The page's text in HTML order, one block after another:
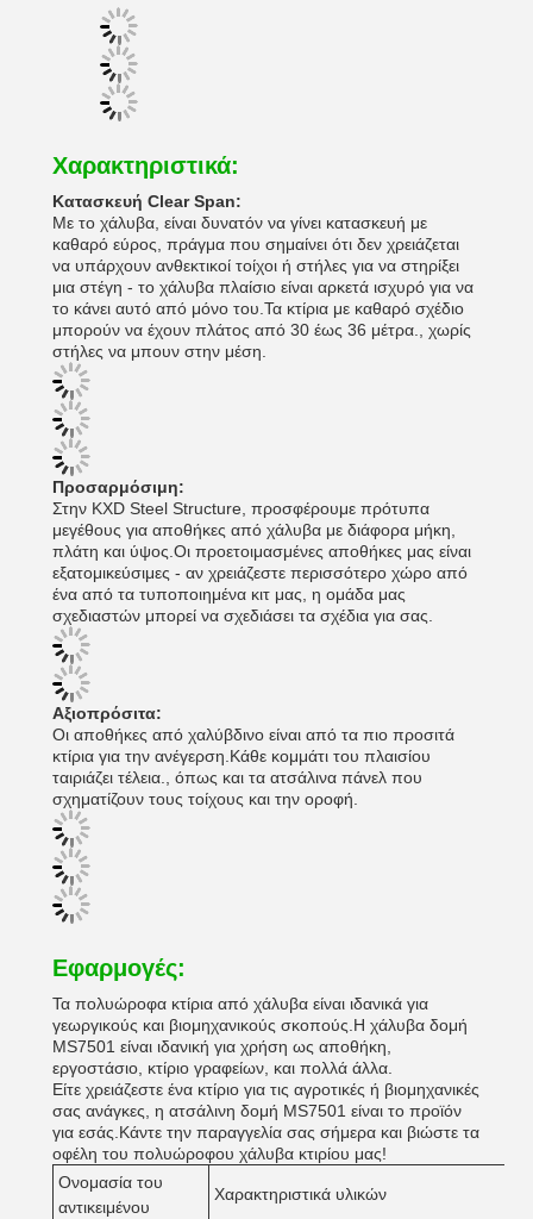
Χαρακτηριστικά:
Κατασκευή Clear Span:
Με το χάλυβα, είναι δυνατόν να γίνει κατασκευή με
καθαρό εύρος, πράγμα που σημαίνει ότι δεν χρειάζεται
να υπάρχουν ανθεκτικοί τοίχοι ή στήλες για να στηρίξει
μια στέγη - το χάλυβα πλαίσιο είναι αρκετά ισχυρό για να
το κάνει αυτό από μόνο του.Τα κτίρια με καθαρό σχέδιο
μπορούν να έχουν πλάτος από 30 έως 36 μέτρα., χωρίς
στήλες να μπουν στην μέση.
Προσαρμόσιμη:
Στην KXD Steel Structure, προσφέρουμε πρότυπα
μεγέθους για αποθήκες από χάλυβα με διάφορα μήκη,
πλάτη και ύψος.Οι προετοιμασμένες αποθήκες μας είναι
εξατομικεύσιμες - αν χρειάζεστε περισσότερο χώρο από
ένα από τα τυποποιημένα κιτ μας, η ομάδα μας
σχεδιαστών μπορεί να σχεδιάσει τα σχέδια για σας.
Αξιοπρόσιτα:
Οι αποθήκες από χαλύβδινο είναι από τα πιο προσιτά
κτίρια για την ανέγερση.Κάθε κομμάτι του πλαισίου
ταιριάζει τέλεια., όπως και τα ατσάλινα πάνελ που
σχηματίζουν τους τοίχους και την οροφή.
Εφαρμογές:
Τα πολυώροφα κτίρια από χάλυβα είναι ιδανικά για
γεωργικούς και βιομηχανικούς σκοπούς.Η χάλυβα δομή
MS7501 είναι ιδανική για χρήση ως αποθήκη,
εργοστάσιο, κτίριο γραφείων, και πολλά άλλα.
Είτε χρειάζεστε ένα κτίριο για τις αγροτικές ή βιομηχανικές
σας ανάγκες, η ατσάλινη δομή MS7501 είναι το προϊόν
για εσάς.Κάντε την παραγγελία σας σήμερα και βιώστε τα
οφέλη του πολυώροφου χάλυβα κτιρίου μας!
Ονομασία του
αντικειμένου
Χαρακτηριστικά υλικών